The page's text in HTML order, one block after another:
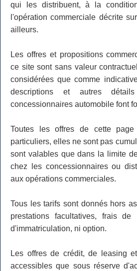
qui les distribuent, à la
l'opération commerciale décrite
ailleurs.
Les offres et propositions
ce site sont sans valeur
considérées que comme
descriptions et autres
concessionnaires automobile font
Toutes les offres de cette
particuliers, elles ne sont pas
sont valables que dans la limite
chez les concessionnaires ou
aux opérations commerciales.
Tous les tarifs sont donnés hors
prestations facultatives, frais
d'immatriculation, ni option.
Les offres de crédit, de leasing
accessibles que sous réserve